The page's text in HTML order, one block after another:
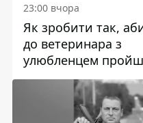
23:00 вчора
Як зробити так,
до ветеринара з
улюбленцем
спокійно: прості